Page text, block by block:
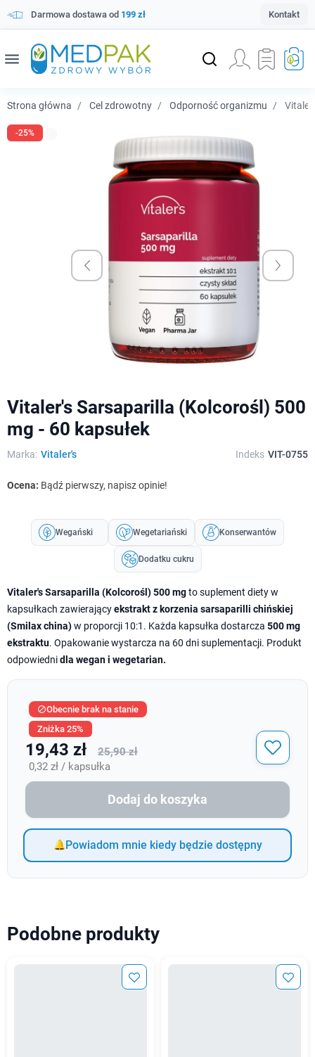
Darmowa dostawa od 199 zł Kontakt
menu
Strona główna Cel zdrowotny Odporność organizmu
-25%
Vitaler's Sarsaparilla (Kolcorośl) 500
mg - 60 kapsułek
Marka: Vitaler's Indeks VIT-0755
Ocena: Bądź pierwszy, napisz opinie!
Wegański Wegetariański Konserwantów
Dodatku cukru
Vitaler's Sarsaparilla (Kolcorośl) 500 mgto suplement diety w
kapsułkach zawierającyekstrakt z korzenia sarsaparilli chińskiej
(Smilax china)w proporcji 10:1. Każda kapsułka dostarcza 500 mg
ekstraktu. Opakowanie wystarcza na 60 dni suplementacji. Produkt
odpowiednidla wegan i wegetarian.
Obecnie brak na stanie
Zniżka 25%
19,43 zł
25,90 zł
0,32 zł / kapsułka
Dodaj do koszyka
Powiadom mnie kiedy będzie dostępny
Podobne produkty